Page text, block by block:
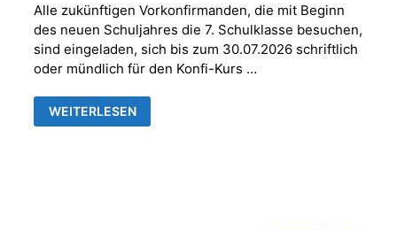
Alle zukünftigen Vorkonfirmanden, die mit Beginn
des neuen Schuljahres die 7. Schulklasse besuchen,
sind eingeladen, sich bis zum 30.07.2026 schriftlich
oder mündlich für den Konfi-Kurs …
ANMELDUNG
VORKONFIRMANDEN
WEITERLESEN